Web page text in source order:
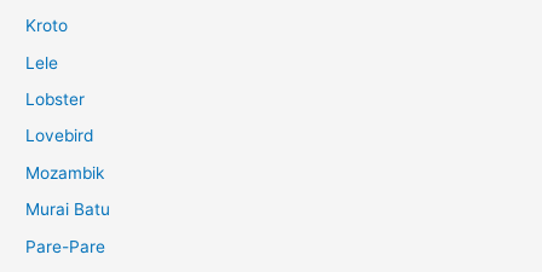
Kroto
Lele
Lobster
Lovebird
Mozambik
Murai Batu
Pare-Pare